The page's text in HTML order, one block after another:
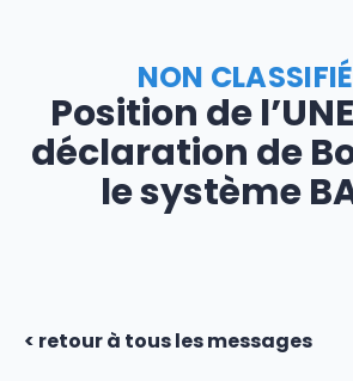
NON
Position de
déclaration de
le système
< retour à tous les messages